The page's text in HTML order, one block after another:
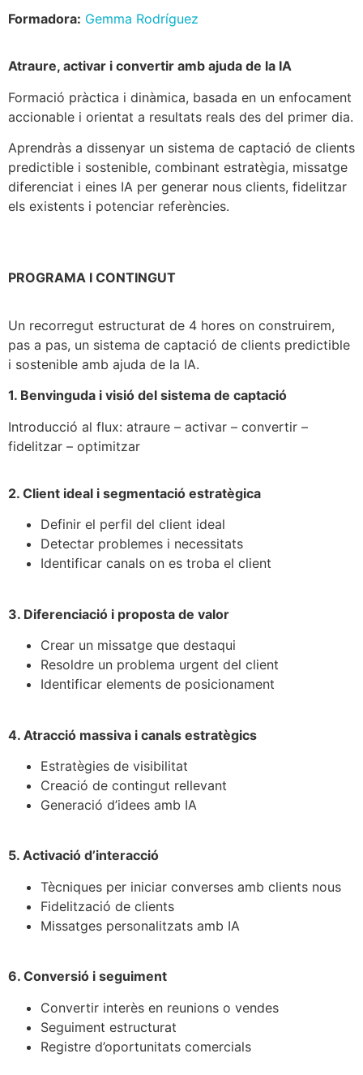
Formadora: Gemma Rodríguez
Atraure, activar i convertir amb ajuda de la IA
Formació pràctica i dinàmica, basada en un enfocament
accionable i orientat a resultats reals des del primer dia.
Aprendràs a dissenyar un sistema de captació de clients
predictible i sostenible, combinant estratègia, missatge
diferenciat i eines IA per generar nous clients, fidelitzar
els existents i potenciar referències.
PROGRAMA I CONTINGUT
Un recorregut estructurat de 4 hores on construirem,
pas a pas, un sistema de captació de clients predictible
i sostenible amb ajuda de la IA.
1. Benvinguda i visió del sistema de captació
Introducció al flux: atraure – activar – convertir –
fidelitzar – optimitzar
2. Client ideal i segmentació estratègica
Definir el perfil del client ideal
Detectar problemes i necessitats
Identificar canals on es troba el client
3. Diferenciació i proposta de valor
Crear un missatge que destaqui
Resoldre un problema urgent del client
Identificar elements de posicionament
4. Atracció massiva i canals estratègics
Estratègies de visibilitat
Creació de contingut rellevant
Generació d’idees amb IA
5. Activació d’interacció
Tècniques per iniciar converses amb clients nous
Fidelització de clients
Missatges personalitzats amb IA
6. Conversió i seguiment
Convertir interès en reunions o vendes
Seguiment estructurat
Registre d’oportunitats comercials